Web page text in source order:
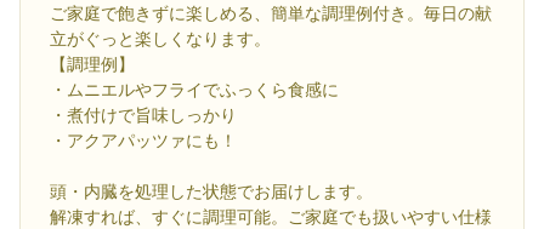
ご家庭で飽きずに楽しめる、簡単な調理例付き。毎日の献
立がぐっと楽しくなります。
【調理例】
・ムニエルやフライでふっくら食感に
・煮付けで旨味しっかり
・アクアパッツァにも！
頭・内臓を処理した状態でお届けします。
解凍すれば、すぐに調理可能。ご家庭でも扱いやすい仕様